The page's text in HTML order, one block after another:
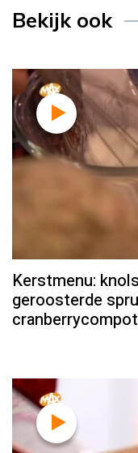
Bekijk ook
Kerstmenu:
geroosterde